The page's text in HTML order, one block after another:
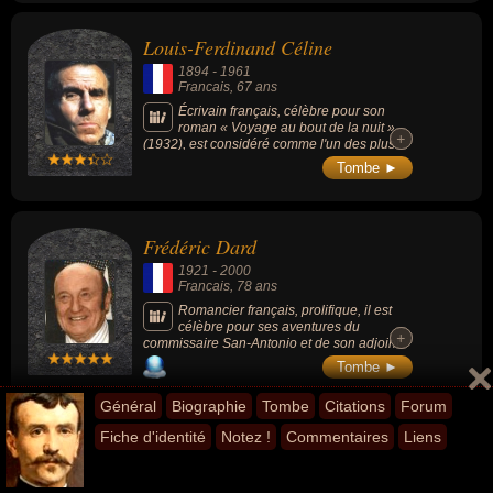
Général Biographie Tombe Citations
Forum
Fiche d'identité
Notez ! Commentaires Liens
Louis-Ferdinand Céline
1894 - 1961
Francais, 67 ans
Écrivain français, célèbre pour son
roman « Voyage au bout de la nuit »
(1932), est considéré comme l'un des plus
grands novateurs de la littérature française
du XX siècle, introduisant un style elliptique
connu pour son antisémitisme et son
rapprochement des milieux
collaborationnistes et du service de sécurité
allemand pendant la seconde guerre
mondiale.
+
+
Tombe ►
Frédéric Dard
1921 - 2000
Francais, 78 ans
Romancier français, prolifique, il est
célèbre pour ses aventures du
commissaire San-Antonio et de son adjoint
Bérurier, dont il a écrit 200 aventures entre
1949 et sa mort en 2000. Il remporte le
Grand prix de littérature policière en 1957.
+
+
Tombe ►
Michel Butel